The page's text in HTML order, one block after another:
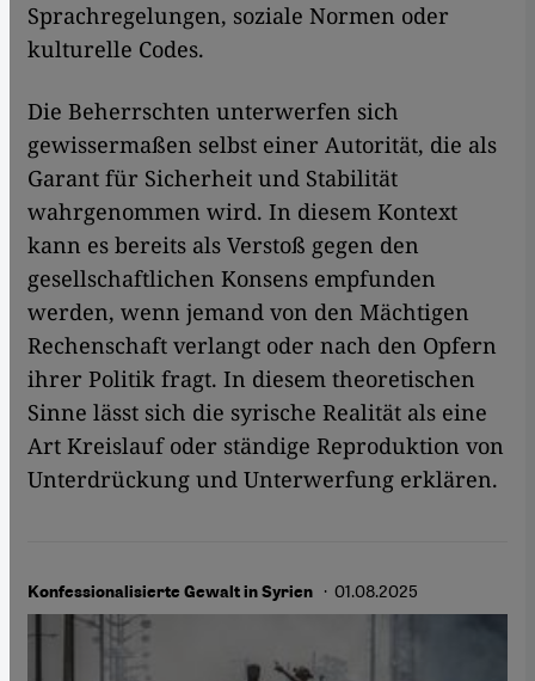
Sprachregelungen, soziale Normen oder
kulturelle Codes.
Die Beherrschten unterwerfen sich
gewissermaßen selbst einer Autorität, die als
Garant für Sicherheit und Stabilität
wahrgenommen wird. In diesem Kontext
kann es bereits als Verstoß gegen den
gesellschaftlichen Konsens empfunden
werden, wenn jemand von den Mächtigen
Rechenschaft verlangt oder nach den Opfern
ihrer Politik fragt. In diesem theoretischen
Sinne lässt sich die syrische Realität als eine
Art Kreislauf oder ständige Reproduktion von
Unterdrückung und Unterwerfung erklären.
Konfessionalisierte Gewalt in Syrien · 01.08.2025